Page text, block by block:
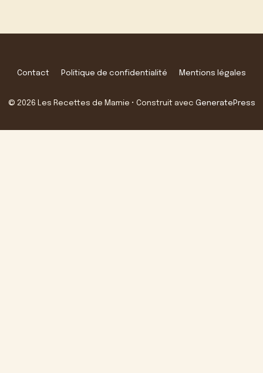
Contact Politique de confidentialité Mentions légales
© 2026 Les Recettes de Mamie • Construit avec GeneratePress